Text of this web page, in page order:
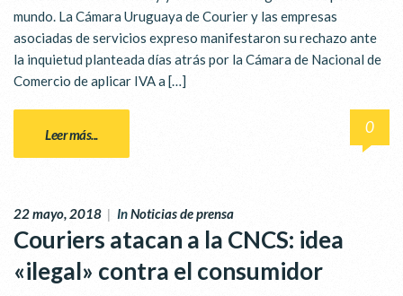
mundo. La Cámara Uruguaya de Courier y las empresas
asociadas de servicios expreso manifestaron su rechazo ante
la inquietud planteada días atrás por la Cámara de Nacional de
Comercio de aplicar IVA a […]
Leer más... 0
22 mayo, 2018 | InNoticias de prensa
Couriers atacan a la CNCS: idea
«ilegal» contra el consumidor